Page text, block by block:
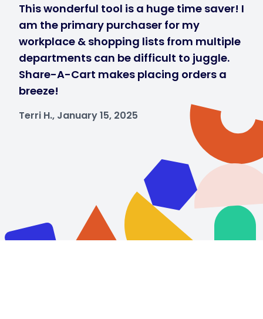
This wonderful tool is a huge time saver! I
am the primary purchaser for my
workplace & shopping lists from multiple
departments can be difficult to juggle.
Share-A-Cart makes placing orders a
breeze!
Terri H., January 15, 2025